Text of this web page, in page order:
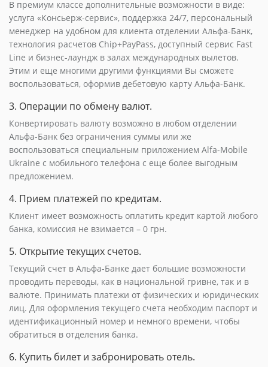
В премиум классе дополнительные возможности в виде:
услуга «Консьерж-сервис», поддержка 24/7, персональный
менеджер на удобном для клиента отделении Альфа-Банк,
технология расчетов Chip+PayPass, доступный сервис Fast
Line и бизнес-лаундж в залах международных вылетов.
Этим и еще многими другими функциями Вы сможете
воспользоваться, оформив дебетовую карту Альфа-Банк.
3. Операции по обмену валют.
Конвертировать валюту возможно в любом отделении
Альфа-Банк без ограничения суммы или же
воспользоваться специальным приложением Alfa-Mobile
Ukraine с мобильного телефона с еще более выгодным
предложением.
4. Прием платежей по кредитам.
Клиент имеет возможность оплатить кредит картой любого
банка, комиссия не взимается – 0 грн.
5. Открытие текущих счетов.
Текущий счет в Альфа-Банке дает большие возможности
проводить переводы, как в национальной гривне, так и в
валюте. Принимать платежи от физических и юридических
лиц. Для оформления текущего счета необходим паспорт и
идентификационный номер и немного времени, чтобы
обратиться в отделения банка.
6. Купить билет и забронировать отель.